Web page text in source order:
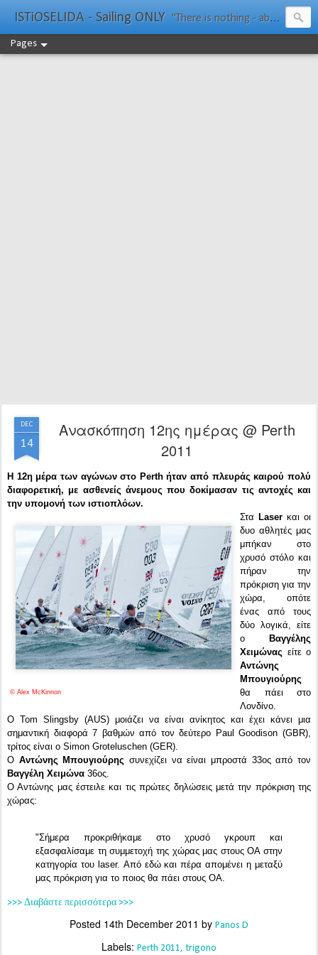
ISTiOSELIDA - Sailing ONLY "There is nothing - absolutely nothing - half so much worth doing as simply messing about in boats." Water Rat, Kenneth Grahame
Pages
DEC
14
Ανασκόπηση 12ης ημέρας @ Perth
2011
Η 12η μέρα των αγώνων στο Perth ήταν από πλευράς καιρού πολύ
διαφορετική, με ασθενείς άνεμους που δοκίμασαν τις αντοχές και
την υπομονή των ιστιοπλόων.
© Alex McKinnon
Στα Laser και οι
δυο αθλητές μας
μπήκαν στο
χρυσό στόλο και
πήραν την
πρόκριση για την
χώρα, οπότε
ένας από τους
δύο λογικά, είτε
ο
Βαγγέλης
Χειμώνας είτε ο
Αντώνης
Μπουγιούρης
θα πάει στο
Λονδίνο.
Ο Tom Slingsby (AUS) μοιάζει να είναι ανίκητος και έχει κάνει μια
σημαντική διαφορά 7 βαθμών από τον δεύτερο Paul Goodison (GBR),
τρίτος είναι ο Simon Groteluschen (GER).
Ο Αντώνης Μπουγιούρηςσυνεχίζει να είναι μπροστά 33ος από τον
Βαγγέλη Χειμώνα 36ος.
Ο Αντώνης μας έστειλε και τις πρώτες δηλώσεις μετά την πρόκριση της
χώρας:
"Σήμερα προκριθήκαμε στο χρυσό γκρουπ και
εξασφαλίσαμε τη συμμετοχή της χώρας μας στους ΟΑ στην
κατηγορία του laser. Από εδώ και πέρα απομένει η μεταξύ
μας πρόκριση για το ποιος θα πάει στους ΟΑ.
>>> Διαβάστε περισσότερα >>>
Posted 14th December 2011 by Panos D
Labels: Perth 2011 trigono